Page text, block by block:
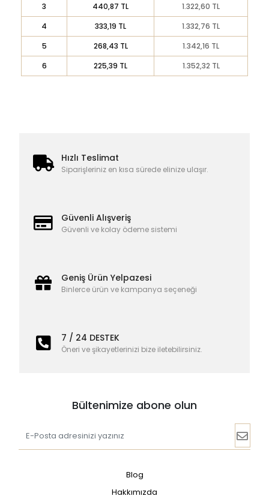
3
440,87 TL
1.322,60 TL
4
333,19 TL
1.332,76 TL
5
268,43 TL
1.342,16 TL
6
225,39 TL 1.352,32 TL
Hızlı Teslimat
Siparişleriniz en kısa sürede elinize ulaşır.
Güvenli Alışveriş
Güvenli ve kolay ödeme sistemi
Geniş Ürün Yelpazesi
Binlerce ürün ve kampanya seçeneği
7 / 24 DESTEK
Öneri ve şikayetlerinizi bize iletebilirsiniz.
Bültenimize abone olun
Blog
Hakkımızda